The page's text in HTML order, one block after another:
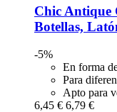
Chic Antique
Botellas,
-5%
En forma
Para
Apto para
6,45 € 6,79 €